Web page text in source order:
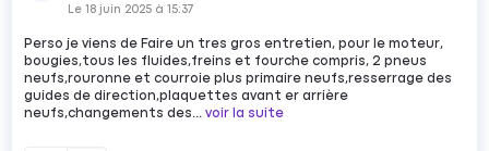
Le18 juin 2025 à15:37
Perso je viens de Faire un tres gros entretien, pour le moteur,
bougies,tous les fluides,freins et fourche compris, 2 pneus
neufs,rouronne et courroie plus primaire neufs,resserrage des
guides de direction,plaquettes avant er arrière
neufs,changements des...voir la suite